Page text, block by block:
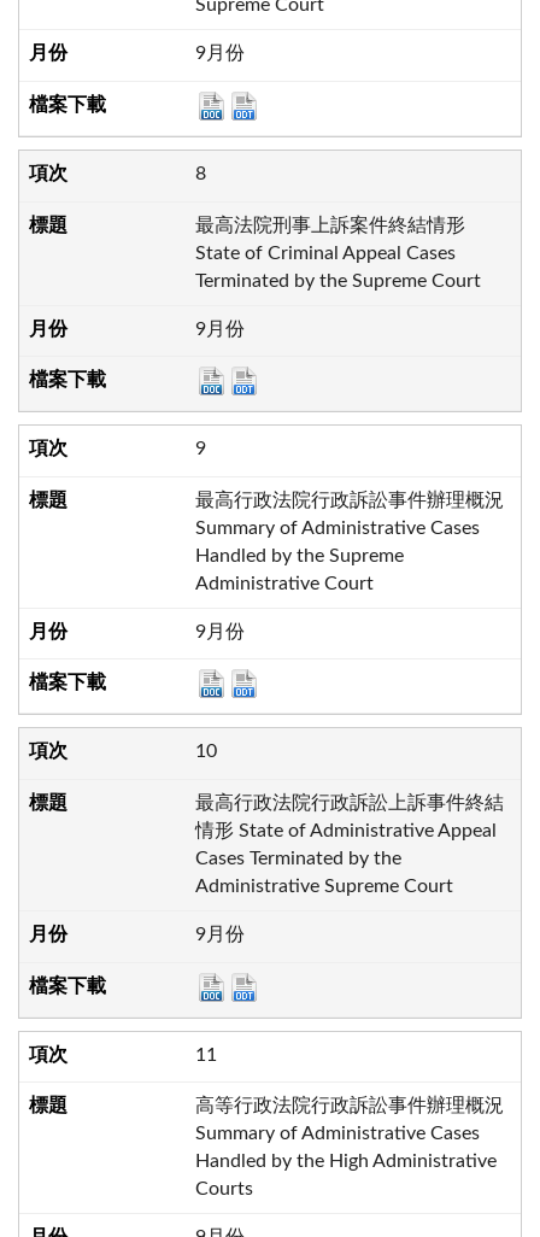
Supreme Court
9月份
8
最高法院刑事上訴案件終結情形
State of Criminal Appeal Cases
Terminated by the Supreme Court
9月份
9
最高行政法院行政訴訟事件辦理概況
Summary of Administrative Cases
Handled by the Supreme
Administrative Court
9月份
10
最高行政法院行政訴訟上訴事件終結
情形 State of Administrative Appeal
Cases Terminated by the
Administrative Supreme Court
9月份
11
高等行政法院行政訴訟事件辦理概況
Summary of Administrative Cases
Handled by the High Administrative
Courts